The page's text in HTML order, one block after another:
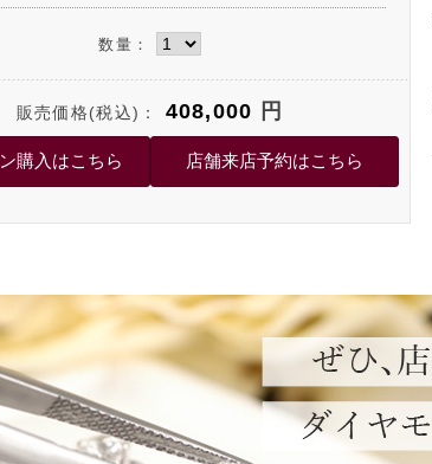
数量：
販売価格(税込)： 408,000 円